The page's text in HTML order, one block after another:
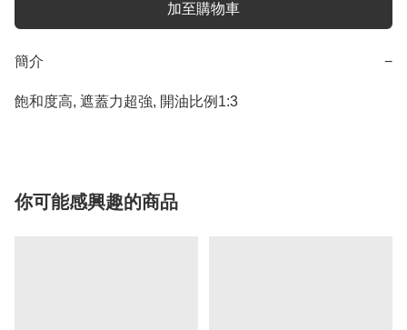
加至購物車
簡介 −
飽和度高, 遮蓋力超強, 開油比例1:3
你可能感興趣的商品